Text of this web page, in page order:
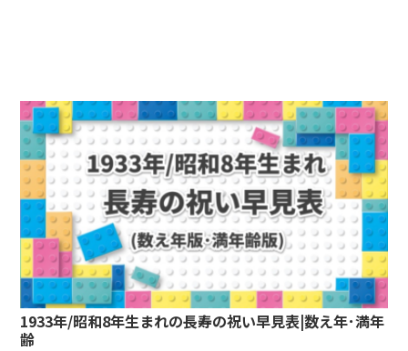
1933年/昭和8年生まれの長寿の祝い早見表|数え年･満年
齢